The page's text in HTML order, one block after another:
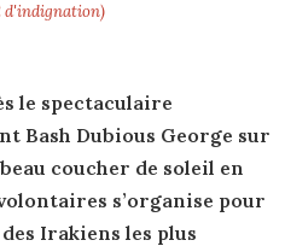
d'indignation)
le spectaculaire
Bash Dubious George sur
coucher de soleil en
s’organise pour
Irakiens les plus